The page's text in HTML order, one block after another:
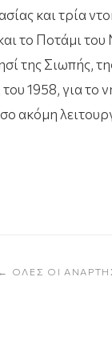
και τρία
το Ποτάμι
της Σιωπής,
1958, για το
ακόμη
← ΌΛΕΣ ΟΙ